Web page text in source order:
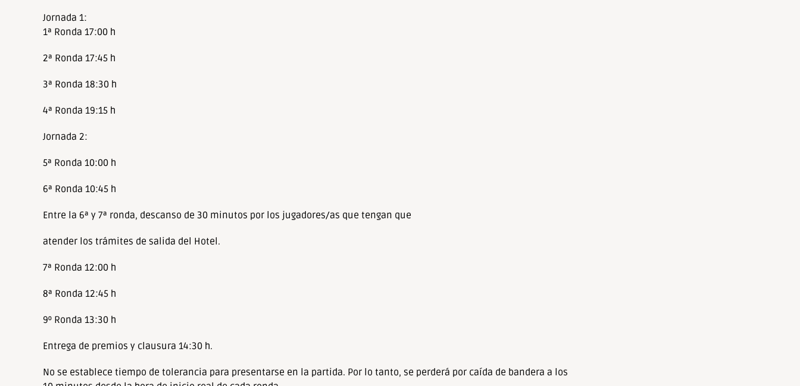
Jornada 1:
1ª Ronda 17:00 h
2ª Ronda 17:45 h
3ª Ronda 18:30 h
4ª Ronda 19:15 h
Jornada 2:
5ª Ronda 10:00 h
6ª Ronda 10:45 h
Entre la 6ª y 7ª ronda, descanso de 30 minutos por los jugadores/as que tengan que
atender los trámites de salida del Hotel.
7ª Ronda 12:00 h
8ª Ronda 12:45 h
9º Ronda 13:30 h
Entrega de premios y clausura 14:30 h.
No se establece tiempo de tolerancia para presentarse en la partida. Por lo tanto, se perderá por caída de bandera a los